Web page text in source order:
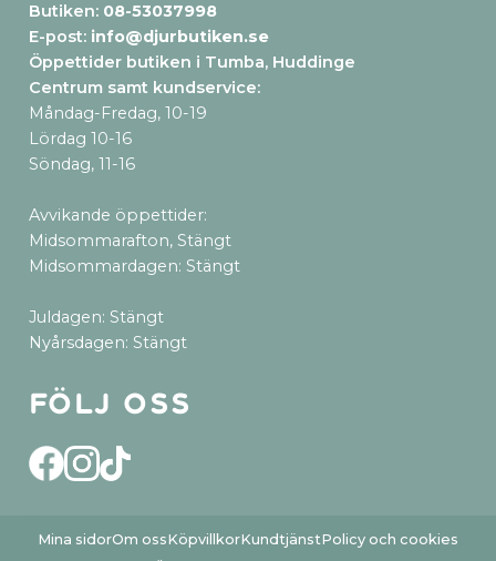
Butiken: 08-53037998
E-post: info@djurbutiken.se
Öppettider butiken i Tumba, Huddinge
Centrum samt kundservice:
Måndag-Fredag, 10-19
Lördag 10-16
Söndag, 11-16
Avvikande öppettider:
Midsommarafton, Stängt
Midsommardagen: Stängt
Juldagen: Stängt
Nyårsdagen: Stängt
Följ oss
Mina sidorOm ossKöpvillkorKundtjänstPolicy och cookies